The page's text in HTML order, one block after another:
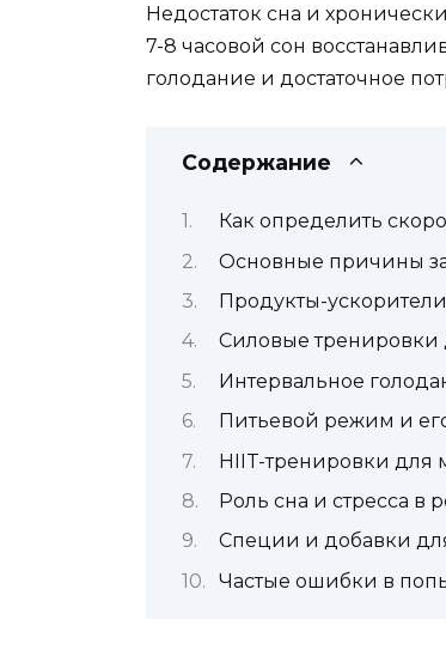
Недостаток сна и
7-8 часовой сон
голодание и достаточное
Содержание
Как определить
Основные причины
Продукты-
Силовые тренировки
Интервальное
Питьевой режим и
HIIT-тренировки для
Роль сна и стресса в
Специи и добавки
Частые ошибки в